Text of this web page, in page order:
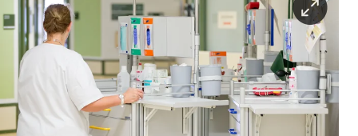
berlin
nord
wahrheit
verlag